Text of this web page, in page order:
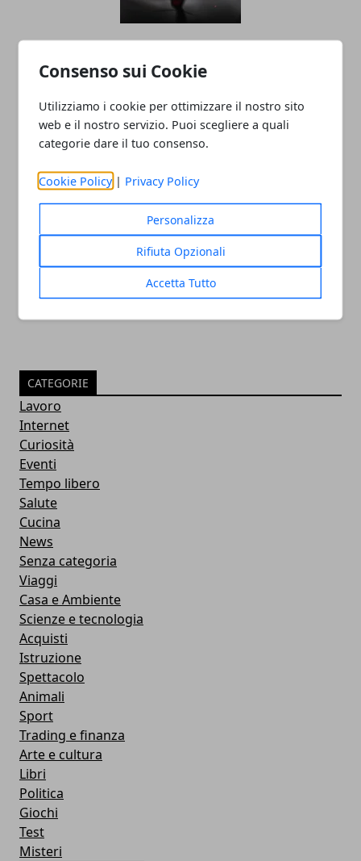
Consenso sui Cookie
Utilizziamo i cookie per ottimizzare il nostro sito
web e il nostro servizio. Puoi scegliere a quali
categorie dare il tuo consenso.
Cookie Policy | Privacy Policy
Personalizza
Rifiuta Opzionali
Accetta Tutto
Vino Rosso e Longevità: Beneficio o
Rischio Nascosto?
Torino: i negozi in città hanno un
problema di accessibilità
CATEGORIE
Lavoro
Internet
Curiosità
Eventi
Tempo libero
Salute
Cucina
News
Senza categoria
Viaggi
Casa e Ambiente
Scienze e tecnologia
Acquisti
Istruzione
Spettacolo
Animali
Sport
Trading e finanza
Arte e cultura
Libri
Politica
Giochi
Test
Misteri